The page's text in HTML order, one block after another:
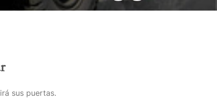
sus puertas.